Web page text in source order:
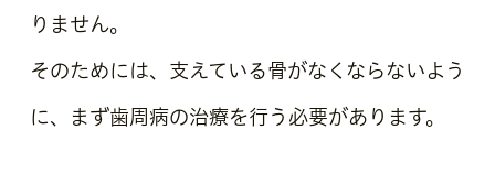
りません。
そのためには、支えている骨がなくならないよう
に、まず歯周病の治療を行う必要があります。